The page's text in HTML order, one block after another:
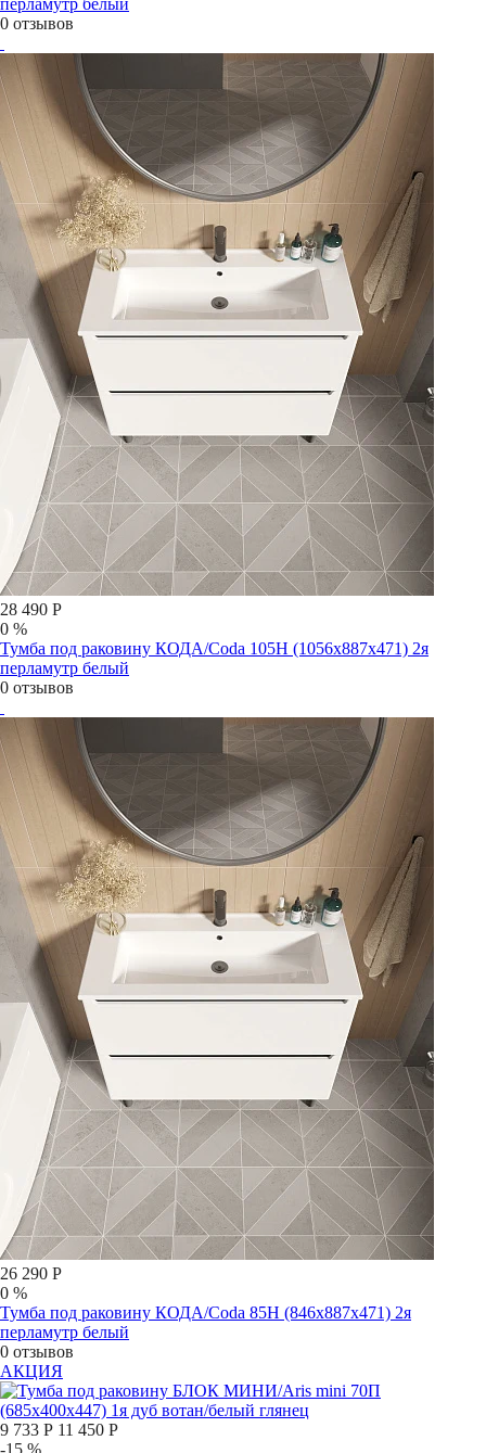
0 отзывов
28 490 Р
0 %
Тумба под раковину КОДА/Coda 105Н (1056х887х471) 2я
перламутр белый
0 отзывов
26 290 Р
0 %
Тумба под раковину КОДА/Coda 85Н (846х887х471) 2я
перламутр белый
0 отзывов
АКЦИЯ
9 733 Р 11 450 Р
-15 %